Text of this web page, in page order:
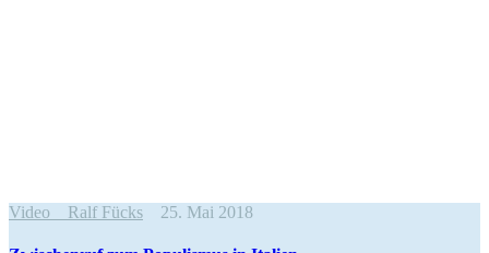
Video Ralf Fücks 25. Mai 2018